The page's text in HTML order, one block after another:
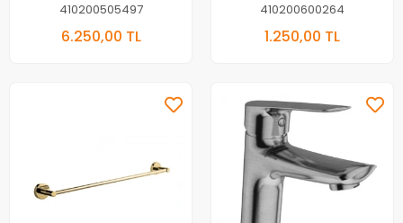
410200505497
6.250,00 TL
410200600264
1.250,00 TL